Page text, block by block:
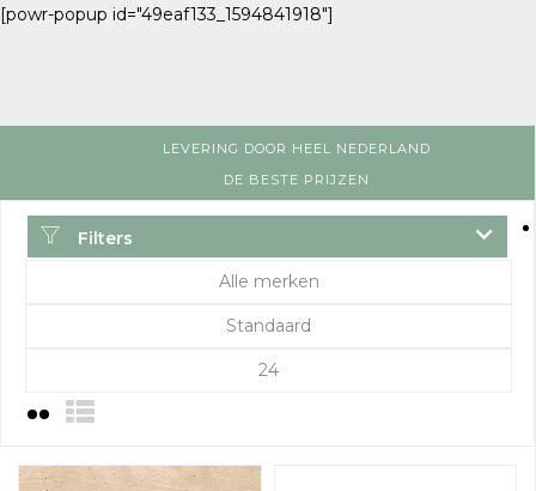
[powr-popup id="49eaf133_1594841918"]
LEVERING DOOR HEEL NEDERLAND
DE BESTE PRIJZEN
Filters
Alle merken
Standaard
24